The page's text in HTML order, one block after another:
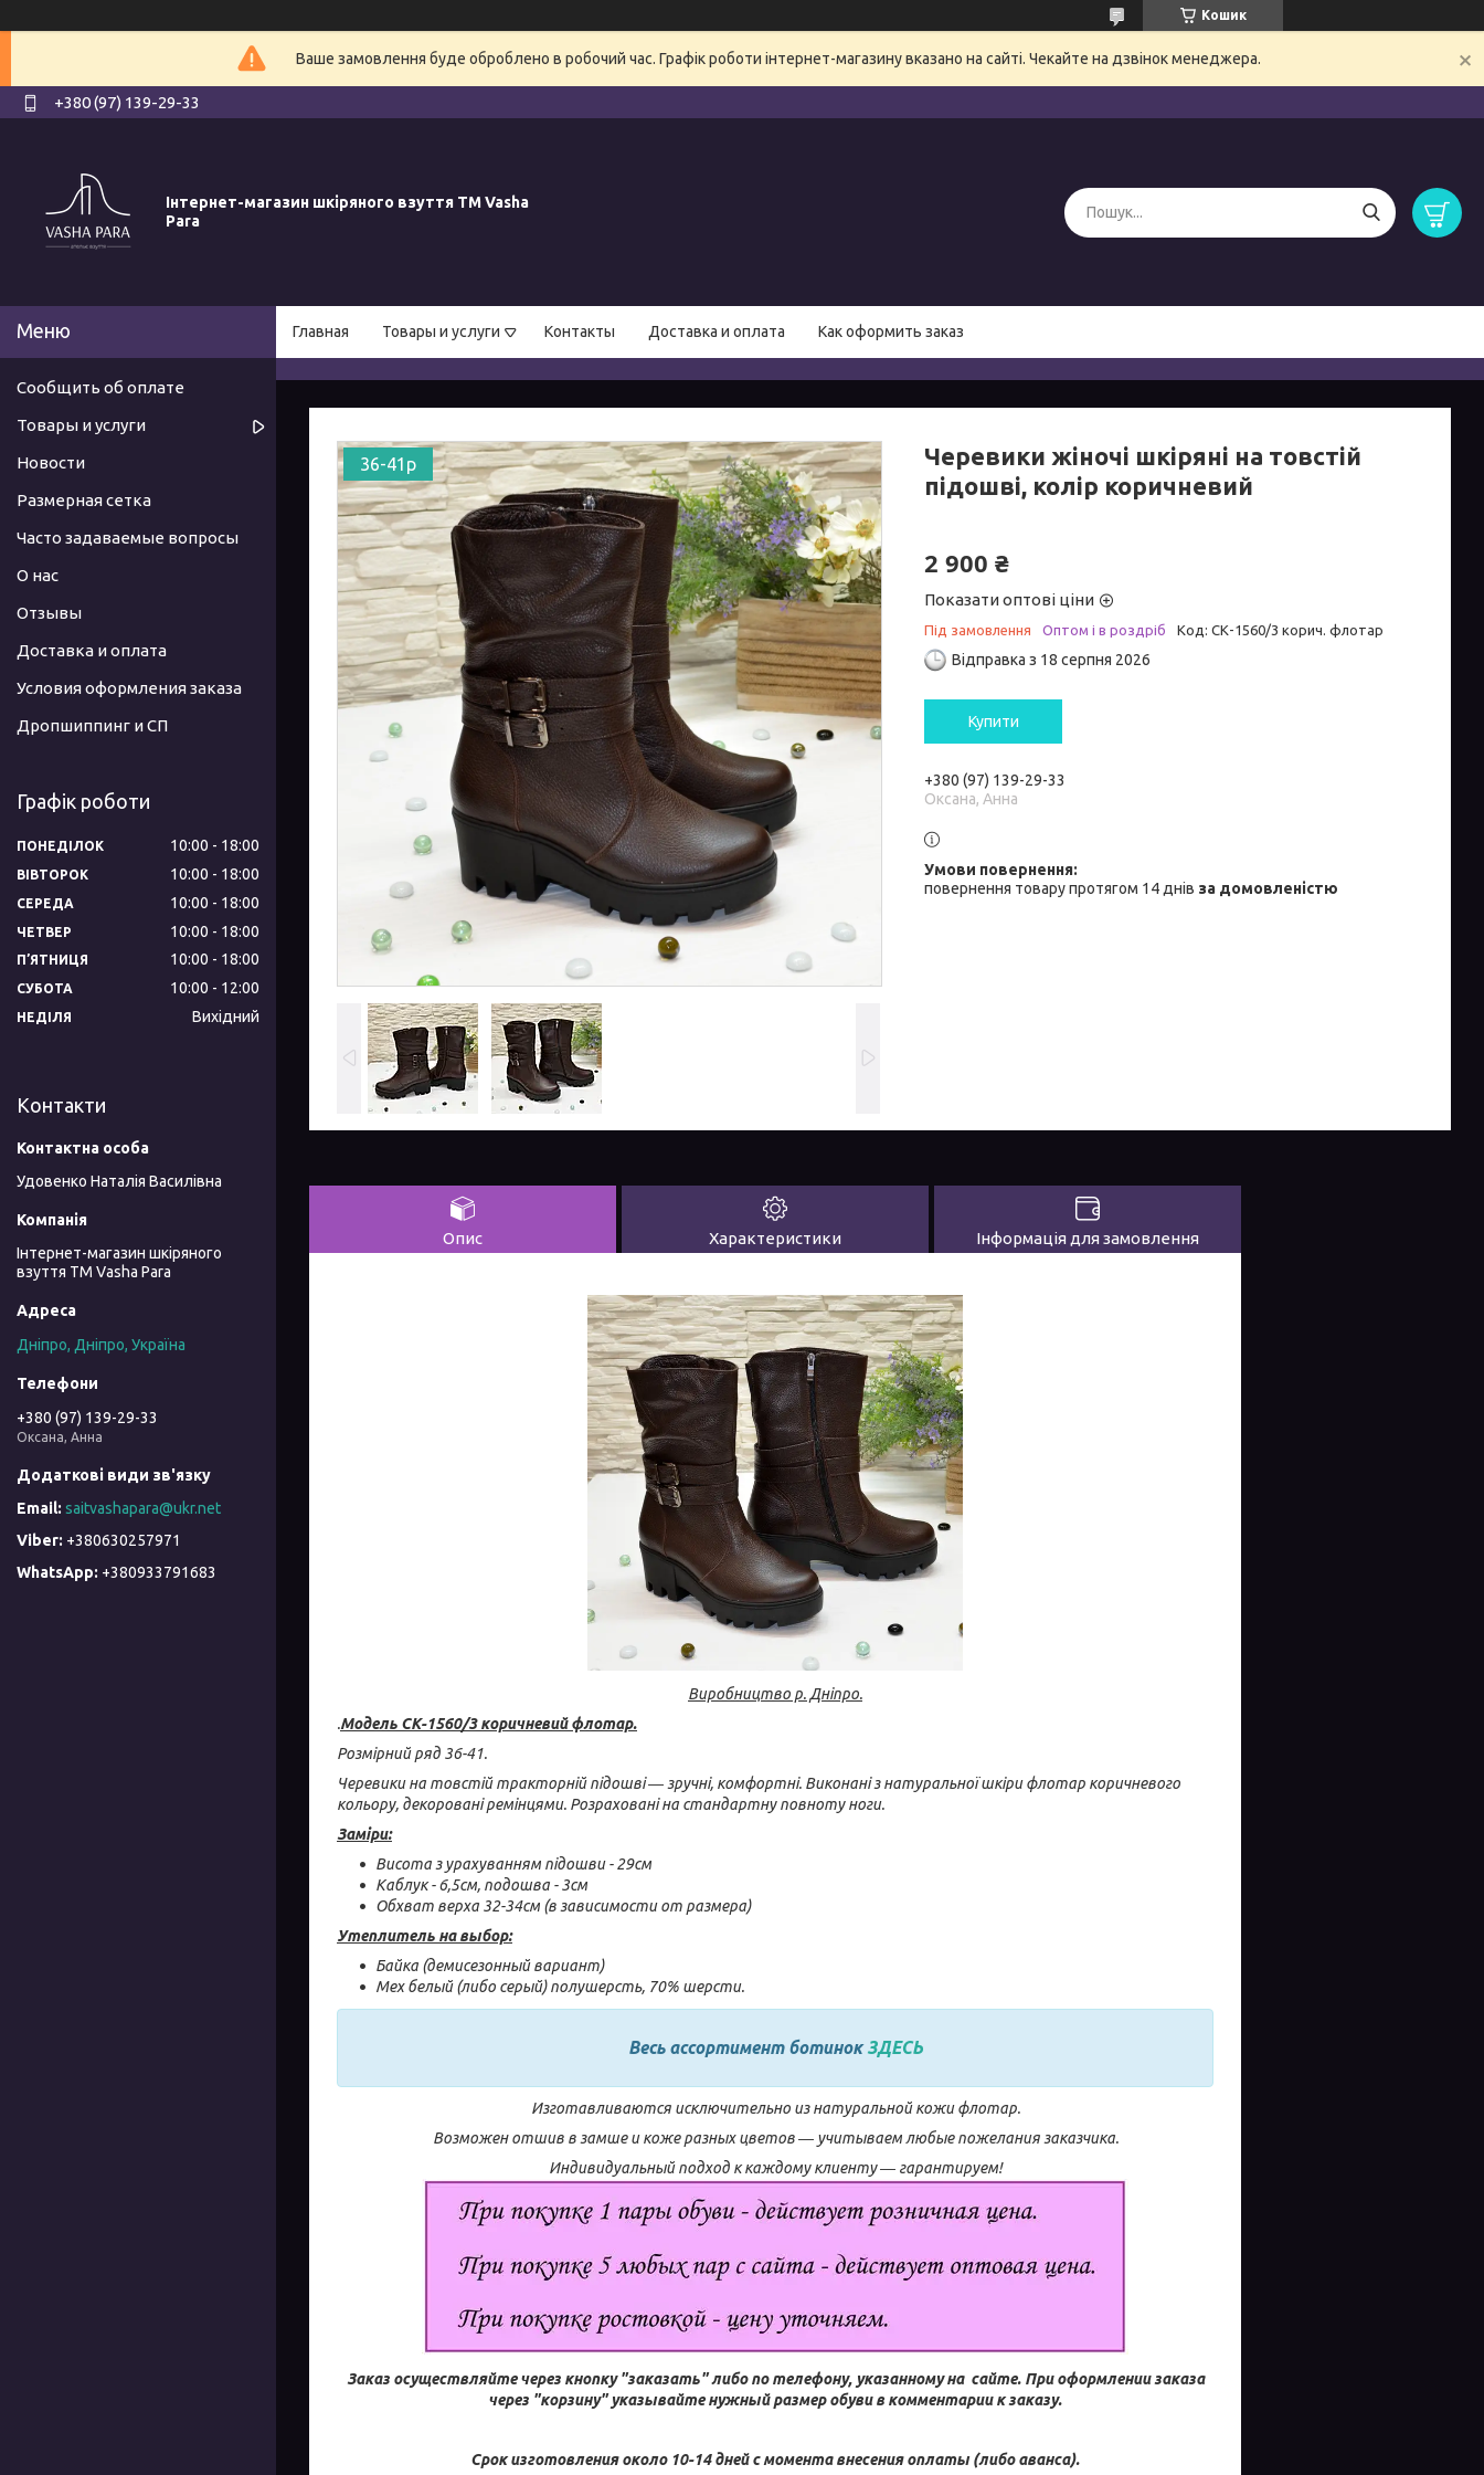
Кошик
Ваше замовлення буде оброблено в робочий час. Графік роботи інтернет-магазину вказано на сайті. Чекайте на дзвінок менеджера.
+380 (97) 139-29-33
Інтернет-магазин шкіряного взуття ТМ Vasha
Para
Главная Товары и услуги Контакты Доставка и оплата Как оформить заказ
36-41р
Черевики жіночі шкіряні на товстій
підошві, колір коричневий
2 900 ₴
Показати оптові ціни
Під замовлення Оптом і в роздріб Код: СК-1560/3 корич. флотар
Відправка з 18 серпня 2026
Купити
+380 (97) 139-29-33
Оксана, Анна
повернення товару протягом 14 днів за домовленістю
Опис Характеристики Інформація для замовлення
Виробництво р. Дніпро.
.Модель СК-1560/3 коричневий флотар.
Розмірний ряд 36-41.
Черевики на товстій тракторній підошві ― зручні, комфортні. Виконані з натуральної шкіри флотар коричневого
кольору, декоровані ремінцями. Розраховані на стандартну повноту ноги.
Заміри:
Висота з урахуванням підошви - 29см
Каблук - 6,5см, подошва - 3см
Обхват верха 32-34см (в зависимости от размера)
Утеплитель на выбор:
Байка (демисезонный вариант)
Мех белый (либо серый) полушерсть, 70% шерсти.
Весь ассортимент ботинокЗДЕСЬ
Изготавливаются исключительно из натуральной кожи флотар.
Возможен отшив в замше и коже разных цветов ― учитываем любые пожелания заказчика.
Индивидуальный подход к каждому клиенту ― гарантируем!
Заказ осуществляйте через кнопку "заказать" либо по телефону, указанному на сайте. При оформлении заказа
через "корзину" указывайте нужный размер обуви в комментарии к заказу.
Срок изготовления около 10-14 дней с момента внесения оплаты (либо аванса).
Сообщить об оплате
Товары и услуги
Новости
Размерная сетка
Часто задаваемые вопросы
О нас
Отзывы
Доставка и оплата
Условия оформления заказа
Дропшиппинг и СП
Графік роботи
ПОНЕДІЛОК 10:00 18:00
ВІВТОРОК 10:00 18:00
СЕРЕДА 10:00 18:00
ЧЕТВЕР 10:00 18:00
ПʼЯТНИЦЯ 10:00 18:00
СУБОТА 10:00 12:00
НЕДІЛЯ Вихідний
Контакти
Удовенко Наталія Василівна
Інтернет-магазин шкіряного
взуття ТМ Vasha Para
Дніпро, Дніпро, Україна
+380 (97) 139-29-33
Оксана, Анна
saitvashapara@ukr.net
+380630257971
+380933791683